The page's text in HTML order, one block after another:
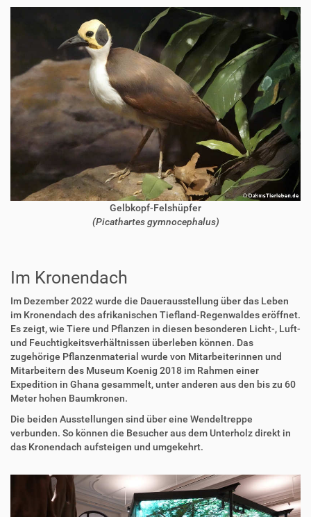
Gelbkopf-Felshüpfer
(Picathartes gymnocephalus)
Im Kronendach
Im Dezember 2022 wurde die Dauerausstellung über das Leben
im Kronendach des afrikanischen Tiefland-Regenwaldes eröffnet.
Es zeigt, wie Tiere und Pflanzen in diesen besonderen Licht-, Luft-
und Feuchtigkeitsverhältnissen überleben können. Das
zugehörige Pflanzenmaterial wurde von Mitarbeiterinnen und
Mitarbeitern des Museum Koenig 2018 im Rahmen einer
Expedition in Ghana gesammelt, unter anderen aus den bis zu 60
Meter hohen Baumkronen.
Die beiden Ausstellungen sind über eine Wendeltreppe
verbunden. So können die Besucher aus dem Unterholz direkt in
das Kronendach aufsteigen und umgekehrt.